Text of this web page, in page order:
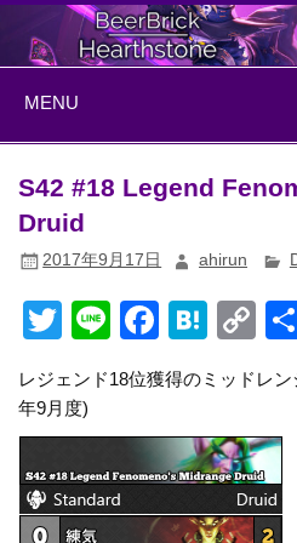
Skip
content
MENU
S42 #18 Legend
Druid
2017年9月17日 ahirun
T
tt
er
Li
e
F
c
e
b
o
H
e
n
a
C
p
y
Li
n
レジェンド18位獲得のミッド
年9月度)